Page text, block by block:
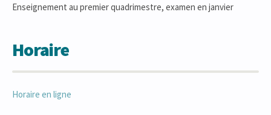
Enseignement au premier quadrimestre, examen en janvier
Horaire
Horaire en ligne